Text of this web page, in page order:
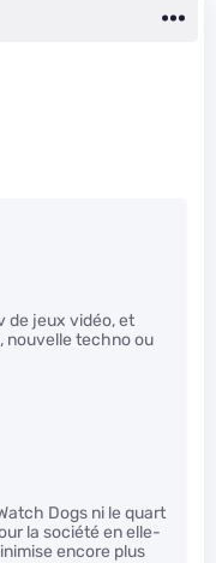
de jeux vidéo, et
nouvelle techno ou
Dogs ni le quart
la société en elle-
encore plus